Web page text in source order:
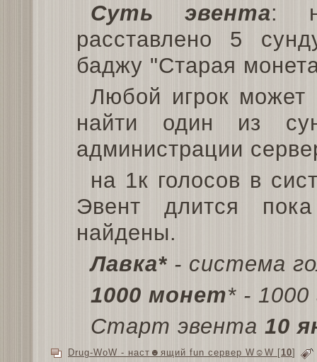
Суть эвента:
расставлено 5
баджу "Старая
Любой игрок может
найти один из
администрации
на 1к голосов в
Эвент длится
найдены.
Лавка* - система
1000 монет* - 1000
Старт эвента 10
Drug-WoW - наст☻ящий fun сервер W☺W [10]